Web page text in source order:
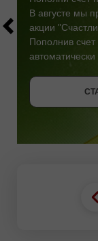
В августе мы
акции
Пополнив